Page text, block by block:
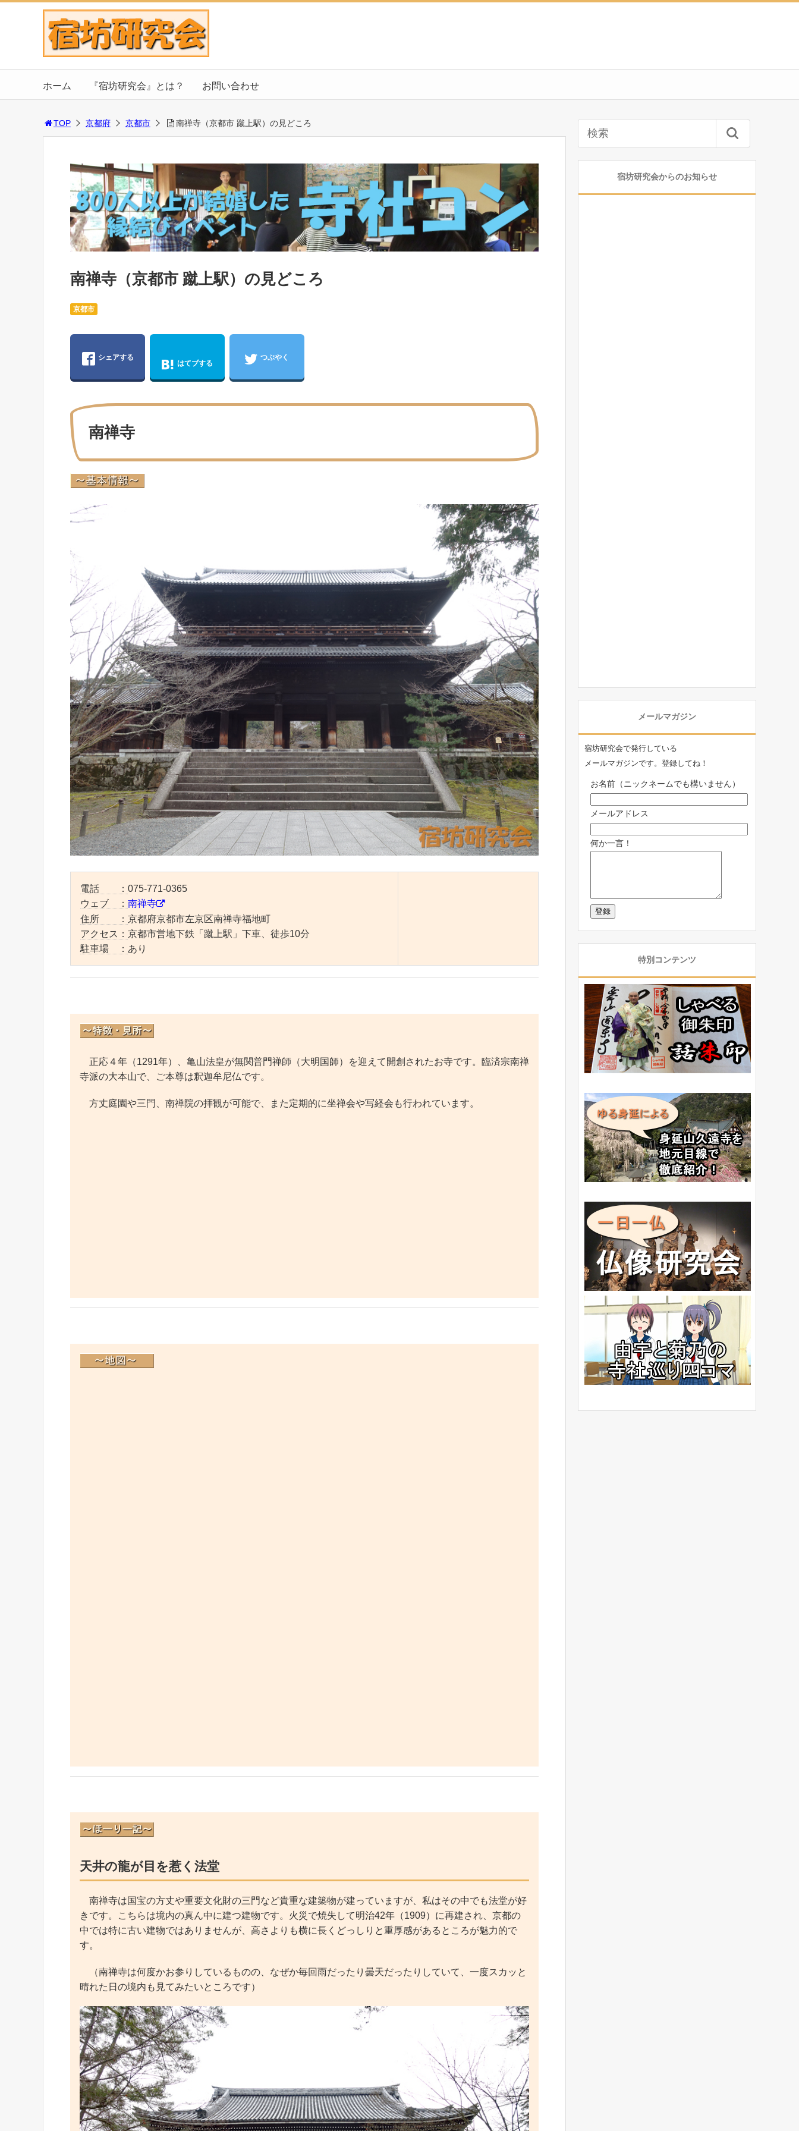
ホーム 『宿坊研究会』とは？ お問い合わせ
TOP 京都府 京都市 南禅寺（京都市 蹴上駅）の見どころ
南禅寺（京都市 蹴上駅）の見どころ
京都市
シェアする
はてブする
つぶやく
南禅寺
電話 ： 075-771-0365
ウェブ ： 南禅寺
住所 ： 京都府京都市左京区南禅寺福地町
アクセス： 京都市営地下鉄「蹴上駅」下車、徒歩10分
駐車場 ： あり
正応４年（1291年）、亀山法皇が無関普門禅師（大明国師）を迎えて開創されたお寺です。臨済宗南禅
寺派の大本山で、ご本尊は釈迦牟尼仏です。
方丈庭園や三門、南禅院の拝観が可能で、また定期的に坐禅会や写経会も行われています。
天井の龍が目を惹く法堂
南禅寺は国宝の方丈や重要文化財の三門など貴重な建築物が建っていますが、私はその中でも法堂が好
きです。こちらは境内の真ん中に建つ建物です。火災で焼失して明治42年（1909）に再建され、京都の
中では特に古い建物ではありませんが、高さよりも横に長くどっしりと重厚感があるところが魅力的で
す。
（南禅寺は何度かお参りしているものの、なぜか毎回雨だったり曇天だったりしていて、一度スカッと
晴れた日の境内も見てみたいところです）
宿坊研究会からのお知らせ
メールマガジン
宿坊研究会で発行している
メールマガジンです。登録してね！
お名前（ニックネームでも構いません）
メールアドレス
何か一言！
特別コンテンツ